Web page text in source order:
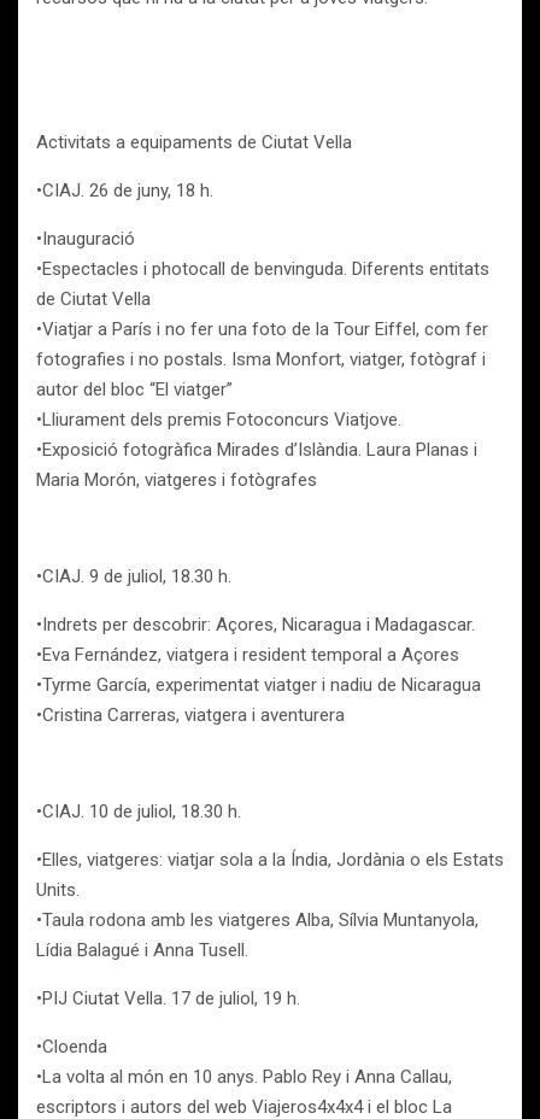
Activitats a equipaments de Ciutat Vella
•CIAJ. 26 de juny, 18 h.
•Inauguració
•Espectacles i photocall de benvinguda. Diferents entitats
de Ciutat Vella
•Viatjar a París i no fer una foto de la Tour Eiffel, com fer
fotografies i no postals. Isma Monfort, viatger, fotògraf i
autor del bloc “El viatger”
•Lliurament dels premis Fotoconcurs Viatjove.
•Exposició fotogràfica Mirades d’Islàndia. Laura Planas i
Maria Morón, viatgeres i fotògrafes
•CIAJ. 9 de juliol, 18.30 h.
•Indrets per descobrir: Açores, Nicaragua i Madagascar.
•Eva Fernández, viatgera i resident temporal a Açores
•Tyrme García, experimentat viatger i nadiu de Nicaragua
•Cristina Carreras, viatgera i aventurera
•CIAJ. 10 de juliol, 18.30 h.
•Elles, viatgeres: viatjar sola a la Índia, Jordània o els Estats
Units.
•Taula rodona amb les viatgeres Alba, Sílvia Muntanyola,
Lídia Balagué i Anna Tusell.
•PIJ Ciutat Vella. 17 de juliol, 19 h.
•Cloenda
•La volta al món en 10 anys. Pablo Rey i Anna Callau,
escriptors i autors del web Viajeros4x4x4 i el bloc La